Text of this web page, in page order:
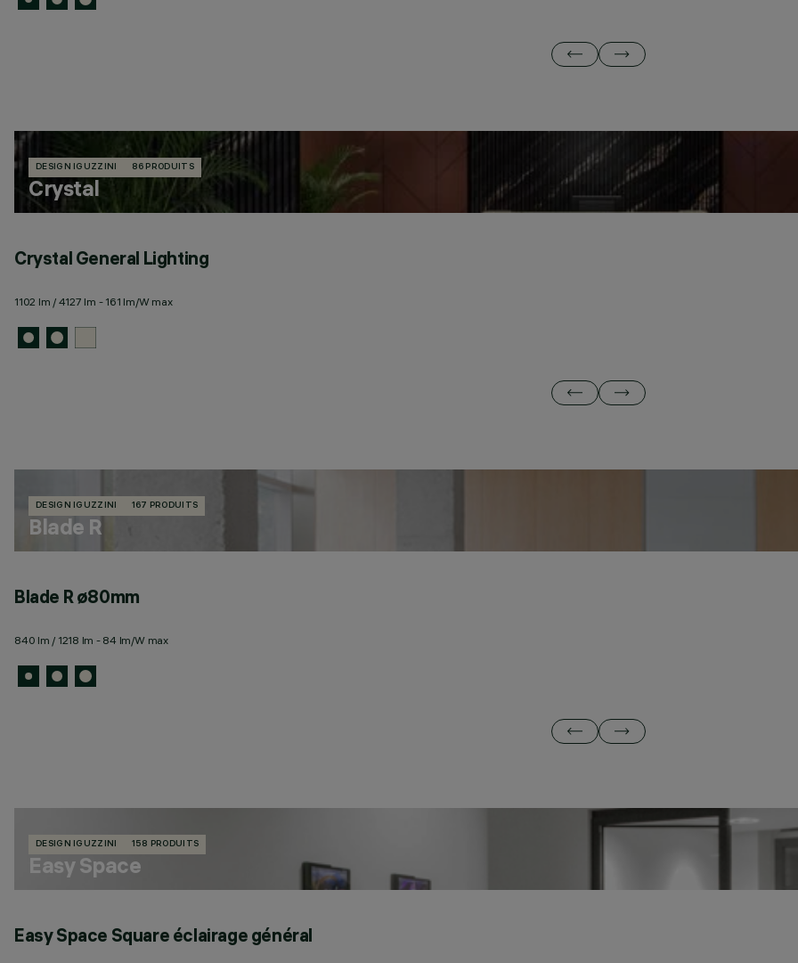
DESIGN IGUZZINI 86 PRODUITS
Crystal
Crystal General Lighting
1102 lm / 4127 lm - 161 lm/W max
DESIGN IGUZZINI 167 PRODUITS
Blade R
Blade R ø80mm
840 lm / 1218 lm - 84 lm/W max
DESIGN IGUZZINI 158 PRODUITS
Easy Space
Easy Space Square éclairage général